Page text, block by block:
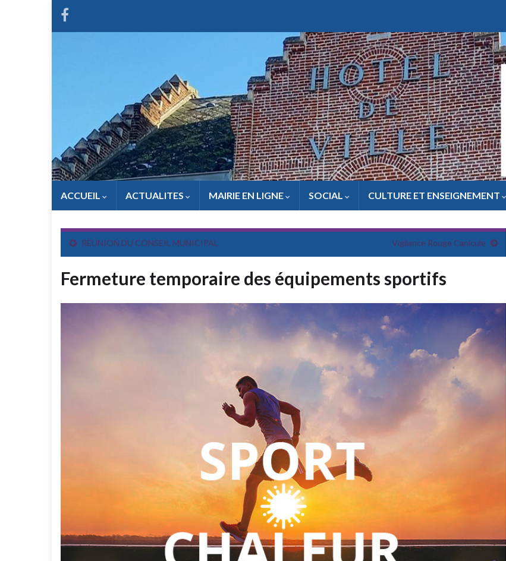
ACCUEIL ACTUALITES MAIRIE EN LIGNE SOCIAL CULTURE ET ENSEIGNEMENT
REUNION DU CONSEIL MUNICIPAL Vigilance Rouge Canicule
Fermeture temporaire des équipements sportifs